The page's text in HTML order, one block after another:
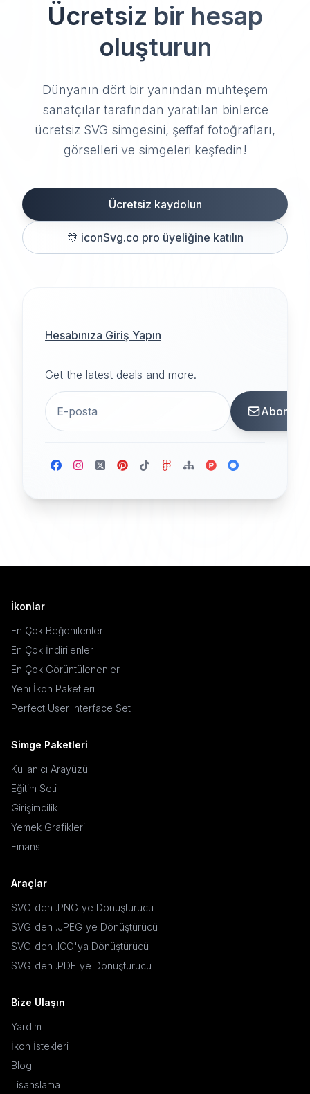
Ücretsiz bir hesap
oluşturun
Dünyanın dört bir yanından muhteşem
sanatçılar tarafından yaratılan binlerce
ücretsiz SVG simgesini, şeffaf fotoğrafları,
görselleri ve simgeleri keşfedin!
Ücretsiz kaydolun
🎊 iconSvg.co pro üyeliğine katılın
Hesabınıza Giriş Yapın
Get the latest deals and more.
Abone
İkonlar
En Çok Beğenilenler
En Çok İndirilenler
En Çok Görüntülenenler
Yeni İkon Paketleri
Perfect User Interface Set
Simge Paketleri
Kullanıcı Arayüzü
Eğitim Seti
Girişimcilik
Yemek Grafikleri
Finans
Araçlar
SVG'den .PNG'ye Dönüştürücü
SVG'den .JPEG'ye Dönüştürücü
SVG'den .ICO'ya Dönüştürücü
SVG'den .PDF'ye Dönüştürücü
Bize Ulaşın
Yardım
İkon İstekleri
Blog
Lisanslama